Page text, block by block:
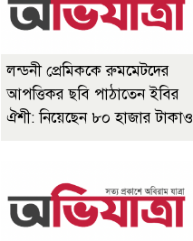
লন্ডনী প্রেমিককে রুমমেটদের
আপত্তিকর ছবি পাঠাতেন ইবির
ঐশী: নিয়েছেন ৮০ হাজার টাকাও